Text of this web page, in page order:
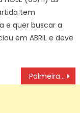
tem
e quer buscar a
em ABRIL e deve
Palmeiras bate o Grêmio e cola em Cruzeiro e Flamengo no Brasileirão